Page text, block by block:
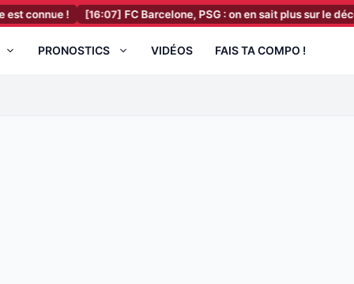
! [16:07] FC Barcelone, PSG : on en sait plus sur le décès du
PRONOSTICS VIDÉOS FAIS TA COMPO !